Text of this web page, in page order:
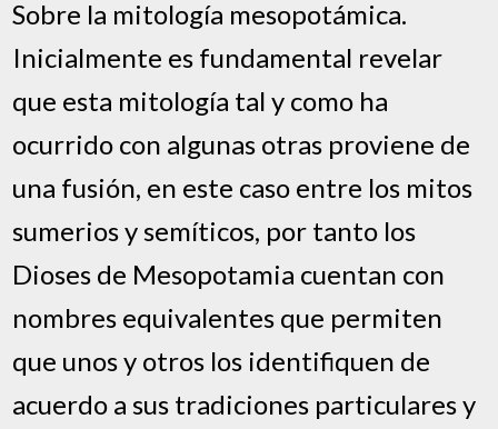
Sobre la mitología mesopotámica.
Inicialmente es fundamental revelar
que esta mitología tal y como ha
ocurrido con algunas otras proviene de
una fusión, en este caso entre los mitos
sumerios y semíticos, por tanto los
Dioses de Mesopotamia cuentan con
nombres equivalentes que permiten
que unos y otros los identifiquen de
acuerdo a sus tradiciones particulares y